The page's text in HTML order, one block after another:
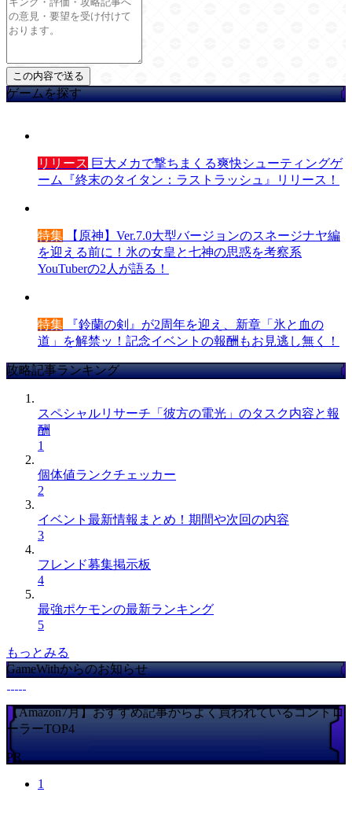
ゲームを探す
リリース 巨大メカで撃ちまくる爽快シューティングゲ
ーム『終末のタイタン：ラストラッシュ』リリース！
特集 【原神】Ver.7.0大型バージョンのスネージナヤ編
を迎える前に！氷の女皇と七神の思惑を考察系
YouTuberの2人が語る！
特集 『鈴蘭の剣』が2周年を迎え、新章「氷と血の
道」を解禁ッ！記念イベントの報酬もお見逃し無く！
攻略記事ランキング
スペシャルリサーチ「彼方の電光」のタスク内容と報
酬
1
個体値ランクチェッカー
2
イベント最新情報まとめ！期間や次回の内容
3
フレンド募集掲示板
4
最強ポケモンの最新ランキング
5
もっとみる
GameWithからのお知らせ
【Amazon7月】おすすめ記事からよく買われているコントロ
ーラーTOP4
PR
1